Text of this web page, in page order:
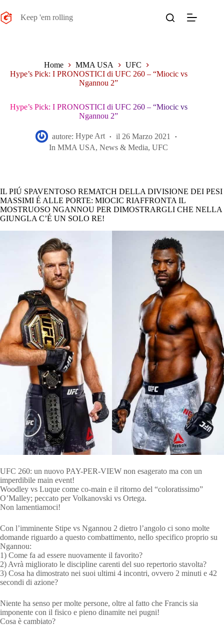
al
contenuto
Keep 'em rolling
Home MMA USA
UFC
Hype’s Pick: I PRONOSTICI di UFC 260 – “Miocic vs
Ngannou 2”
Hype’s Pick: I PRONOSTICI di UFC 260 – “Miocic vs
Ngannou 2”
autore: Hype Art il 26 Marzo 2021
In MMA USA,News & Media,UFC
IL PIÚ SPAVENTOSO REMATCH DELLA DIVISIONE DEI PESI
MASSIMI É ALLE PORTE: MIOCIC RIAFFRONTA IL
MOSTRUOSO NGANNOU PER DIMOSTRARGLI CHE NELLA
GIUNGLA C’É UN SOLO RE!
UFC 260: un nuovo PAY-PER-VIEW non esagerato ma con un
imperdibile main event!
Woodley vs Luque come co-main e il ritorno del “coloratissimo”
O’Malley; peccato per Volkanovski vs Ortega.
Non lamentiamoci!
Con l’imminente Stipe vs Ngannou 2 dietro l’angolo ci sono molte
domande riguardo a questo combattimento, nello specifico proprio su
Ngannou:
1) Come fa ad essere nuovamente il favorito?
2) Avrà migliorato le discipline carenti del suo repertorio stavolta?
3) Cosa ha dimostrato nei suoi ultimi 4 incontri, ovvero 2 minuti e 42
secondi di azione?
Niente ha senso per molte persone, oltre al fatto che Francis sia
imponente con il fisico e pieno dinamite nei pugni!
Cosa è cambiato?